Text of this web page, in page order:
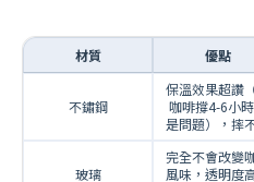
材質 優點
不鏽鋼
保溫效果超讚
咖啡撐4-6小
是問題），摔
玻璃
完全不會改變
風味，透明度